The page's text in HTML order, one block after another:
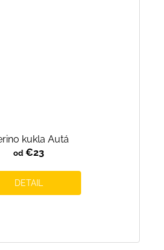
kukla Autá
od€23
DETAIL